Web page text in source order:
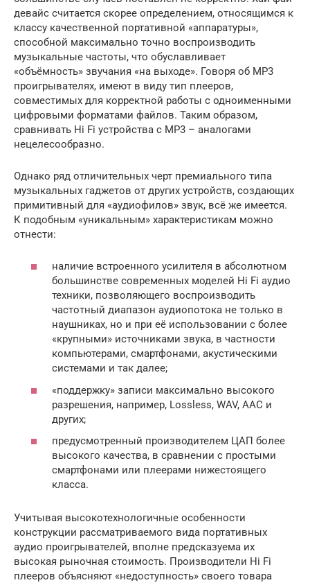
девайс считается скорее определением, относящимся к
классу качественной портативной «аппаратуры»,
способной максимально точно воспроизводить
музыкальные частоты, что обуславливает
«объёмность» звучания «на выходе». Говоря об MP3
проигрывателях, имеют в виду тип плееров,
совместимых для корректной работы с одноименными
цифровыми форматами файлов. Таким образом,
сравнивать Hi Fi устройства с MP3 – аналогами
нецелесообразно.
Однако ряд отличительных черт премиального типа
музыкальных гаджетов от других устройств, создающих
примитивный для «аудиофилов» звук, всё же имеется.
К подобным «уникальным» характеристикам можно
отнести:
наличие встроенного усилителя в абсолютном
большинстве современных моделей Hi Fi аудио
техники, позволяющего воспроизводить
частотный диапазон аудиопотока не только в
наушниках, но и при её использовании с более
«крупными» источниками звука, в частности
компьютерами, смартфонами, акустическими
системами и так далее;
«поддержку» записи максимально высокого
разрешения, например, Lossless, WAV, AAC и
других;
предусмотренный производителем ЦАП более
высокого качества, в сравнении с простыми
смартфонами или плеерами нижестоящего
класса.
Учитывая высокотехнологичные особенности
конструкции рассматриваемого вида портативных
аудио проигрывателей, вполне предсказуема их
высокая рыночная стоимость. Производители Hi Fi
плееров объясняют «недоступность» своего товара